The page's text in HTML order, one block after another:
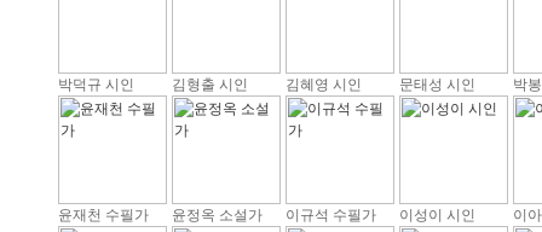
박덕규 시인 김형출 시인 김혜영 시인 문태성 시인 박
윤재천 수필가 윤정옥 소설가 이규석 수필가 이성이 시인 이